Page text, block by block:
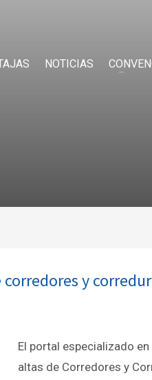
NOTICIAS
y
El portal especializado
altas de Corredores y